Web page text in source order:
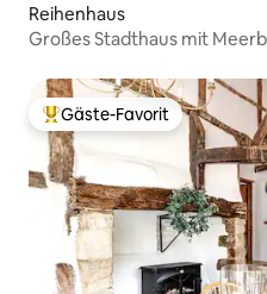
Reihenhaus
Großes Stadthaus mit
Beliebter Gäste-Favorit.
Gäste-Favorit